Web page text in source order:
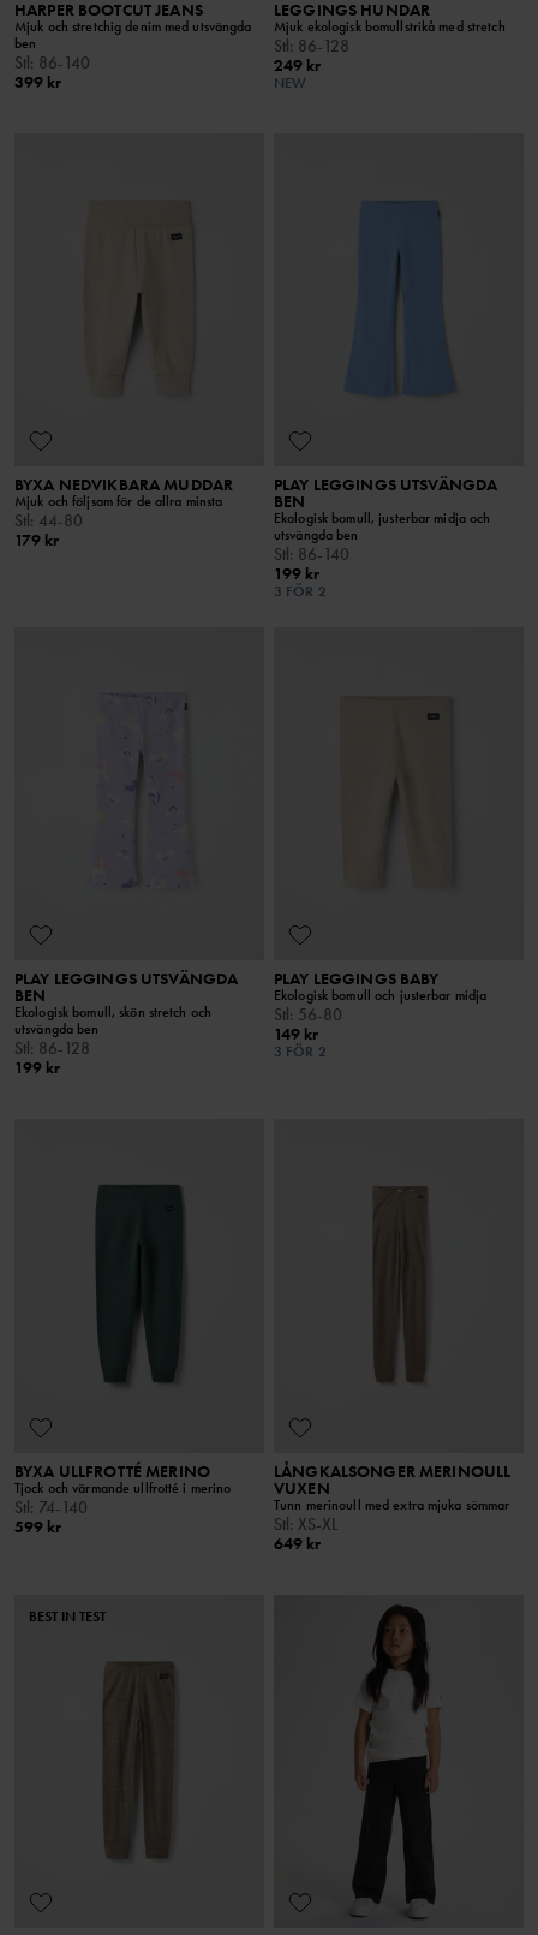
HARPER BOOTCUT JEANS
Mjuk och stretchig denim med utsvängda
ben
Stl: 86-140
399 kr
LEGGINGS HUNDAR
Mjuk ekologisk bomullstrikå med stretch
Stl: 86-128
249 kr
NEW
BYXA NEDVIKBARA MUDDAR
Mjuk och följsam för de allra minsta
Stl: 44-80
179 kr
PLAY LEGGINGS UTSVÄNGDA
BEN
Ekologisk bomull, justerbar midja och
utsvängda ben
Stl: 86-140
199 kr
3 FÖR 2
PLAY LEGGINGS UTSVÄNGDA
BEN
Ekologisk bomull, skön stretch och
utsvängda ben
Stl: 86-128
199 kr
PLAY LEGGINGS BABY
Ekologisk bomull och justerbar midja
Stl: 56-80
149 kr
3 FÖR 2
BYXA ULLFROTTÉ MERINO
Tjock och värmande ullfrotté i merino
Stl: 74-140
599 kr
LÅNGKALSONGER MERINOULL
VUXEN
Tunn merinoull med extra mjuka sömmar
Stl: XS-XL
649 kr
BEST IN TEST